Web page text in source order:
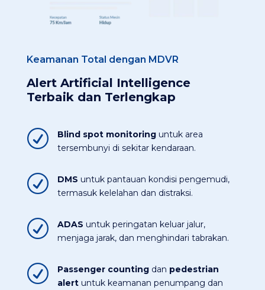
Keamanan Total dengan MDVR
Alert Artificial Intelligence
Terbaik dan Terlengkap
R Blind spot monitoringuntuk area
tersembunyi di sekitar kendaraan.​
R DMS untuk pantauan kondisi pengemudi,
termasuk kelelahan dan distraksi.​
R ADAS untuk peringatan keluar jalur,
menjaga jarak, dan menghindari tabrakan.​
R Passenger countingdan pedestrian
alertuntuk keamanan penumpang dan